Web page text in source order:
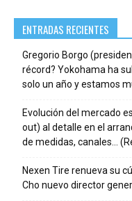
ENTRADAS RECIENTES
Gregorio Borgo
récord? Yokohama ha
solo un año y estamos
Evolución del mercado
out) al detalle en el
de medidas, canales…
Nexen Tire renueva su
Cho nuevo director